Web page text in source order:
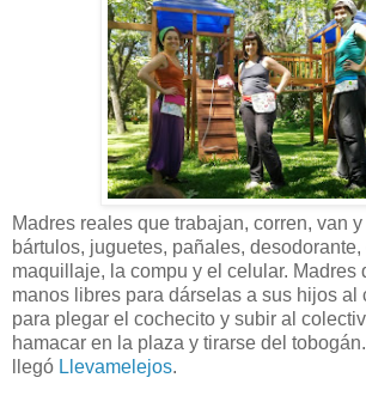
Madres reales que trabajan, corren, van
bártulos, juguetes, pañales, desodorante,
maquillaje, la compu y el celular. Madres
manos libres para dárselas a sus hijos al
para plegar el cochecito y subir al
hamacar en la plaza y tirarse del
llegó Llevamelejos.